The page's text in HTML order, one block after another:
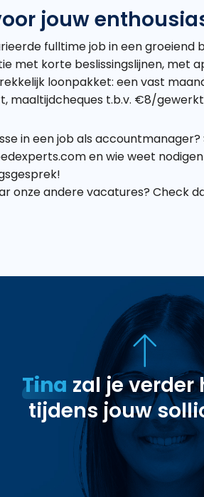
jouw
fulltime job in een
met korte beslissingslijnen, met
loonpakket: een vast
maaltijdcheques t.b.v. €8/
in een job als
en wie weet
onze andere vacatures? Check
Tina zal je verder
tijdens jouw